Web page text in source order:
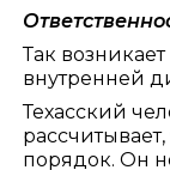
Так
внутренней
Техасский
порядок. Он